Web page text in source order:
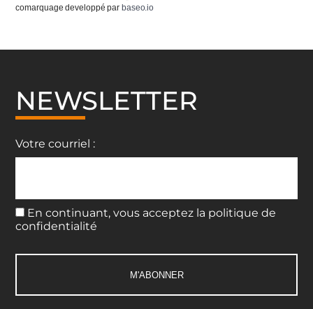
comarquage developpé par baseo.io
NEWSLETTER
Votre courriel :
En continuant, vous acceptez la politique de
confidentialité